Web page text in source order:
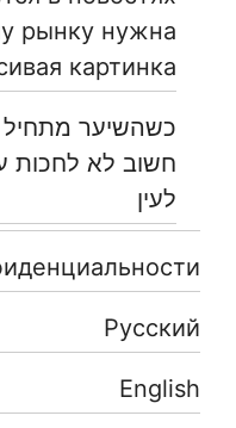
рынку нужна
картинка
כשהשיער
חשוב לא לחכות
לעין
Русский
English